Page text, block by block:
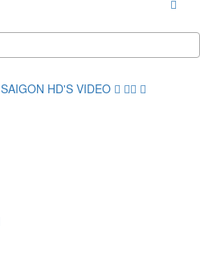
SAIGON HD'S VIDEO